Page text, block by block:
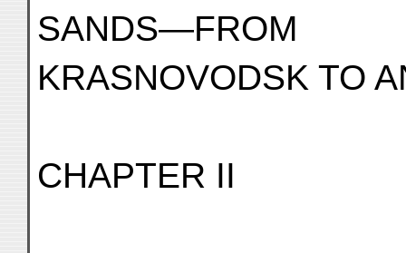
SANDS—FROM
KRASNOVODSK TO
CHAPTER II